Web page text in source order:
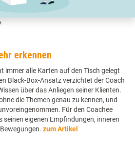
erkennen
immer alle Karten auf den Tisch gelegt
Black-Box-Ansatz verzichtet der Coach
über das Anliegen seiner Klienten.
die Themen genau zu kennen, und
Für den Coachee
seinen eigenen Empfindungen, inneren
zum Artikel